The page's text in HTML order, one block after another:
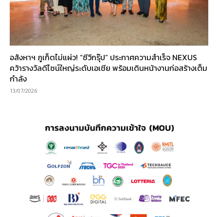
อสังหาฯ ภูเก็ตไม่แผ่ว! “ซีวีกรุ๊ป” ประกาศความสำเร็จ NEXUS
คว้ารางวัลดีไซน์ใหญ่ระดับเอเชีย พร้อมเดินหน้างานก่อสร้างเต็ม
กำลัง
13/07/2026